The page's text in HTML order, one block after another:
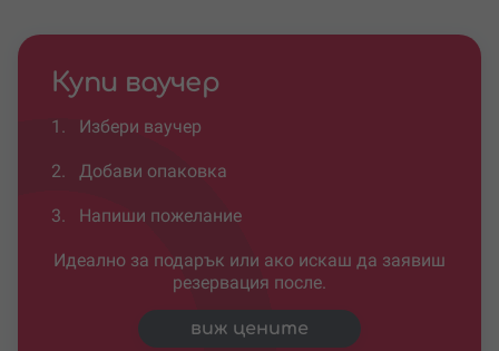
Купи ваучер
1. Избери ваучер
2. Добави опаковка
3. Напиши пожелание
Идеално за подарък или ако искаш да заявиш
резервация после.
виж цените